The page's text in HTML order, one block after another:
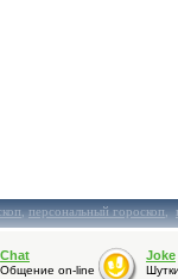
,персональный гороскоп,
Chat
Общение on-line
Joke